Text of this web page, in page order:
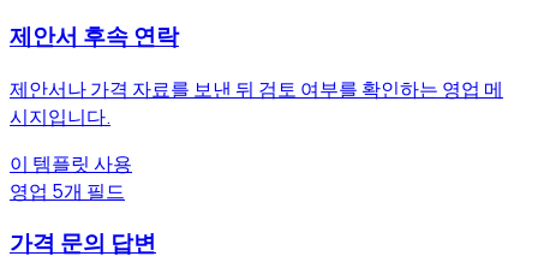
제안서 후속 연락
제안서나 가격 자료를 보낸 뒤 검토 여부를 확인하는 영업 메
시지입니다.
이 템플릿 사용
영업 5개 필드
가격 문의 답변